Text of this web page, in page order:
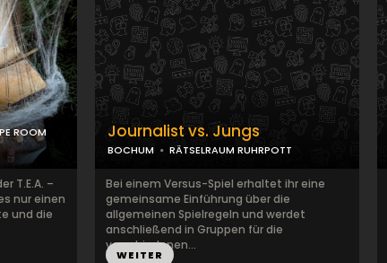
ROOM
T.E.A. –
nur einen
und die
Journalist vs. Jungs
BOCHUM RÄTSELRAUM RUHRPOTT
Bei einem Versus-Spiel erhaltet ihr eine
gemeinsame Einführung über die
allgemeinen Spielregeln und werdet
anschließend in Gruppen für die
verschiedenen...
WEITER